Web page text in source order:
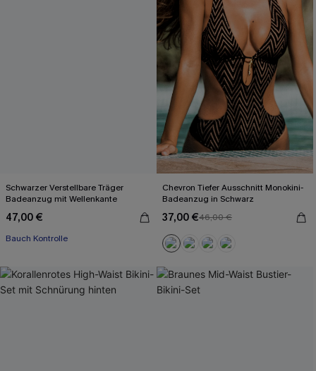
Schwarzer Verstellbare Träger
Badeanzug mit Wellenkante
47,00 €
Bauch Kontrolle
Chevron Tiefer Ausschnitt Monokini-
Badeanzug in Schwarz
37,00 €46,00 €